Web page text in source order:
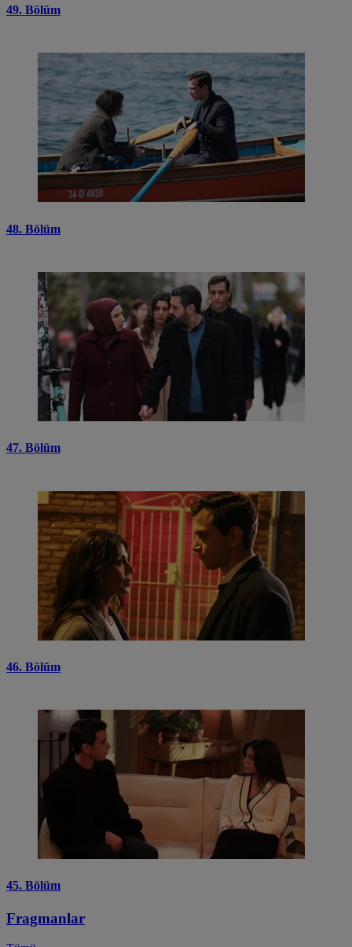
49. Bölüm
48. Bölüm
47. Bölüm
46. Bölüm
45. Bölüm
Fragmanlar